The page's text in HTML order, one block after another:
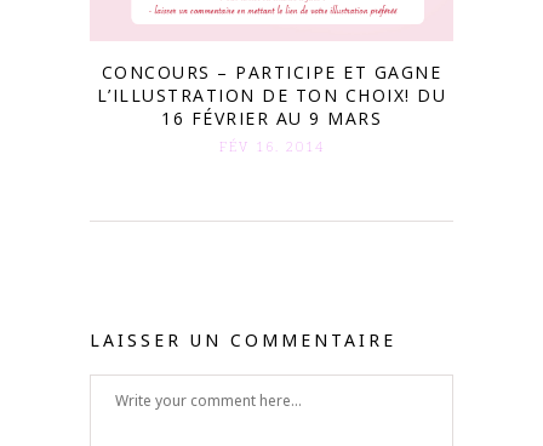
CONCOURS – PARTICIPE ET GAGNE
L’ILLUSTRATION DE TON CHOIX! DU
16 FÉVRIER AU 9 MARS
FÉV 16. 2014
LAISSER UN COMMENTAIRE